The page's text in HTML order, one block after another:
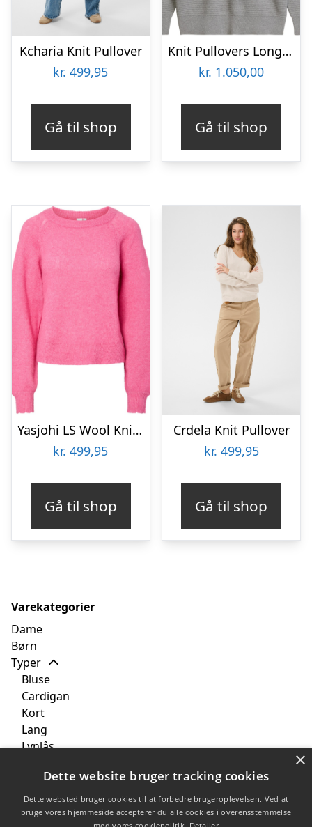
Kcharia Knit Pullover
kr. 499,95
Gå til shop
Knit Pullovers Longsleeve
kr. 1.050,00
Gå til shop
Yasjohi LS Wool Knit Pullover S. NO
kr. 499,95
Gå til shop
Crdela Knit Pullover
kr. 499,95
Gå til shop
Varekategorier
Dame
Børn
Typer
Bluse
Cardigan
Kort
Lang
Lynlås
Sweater
Vest
Brands
×
Dette website bruger tracking cookies
Dette websted bruger cookies til at forbedre brugeroplevelsen. Ved at
bruge vores hjemmeside accepterer du alle cookies i overensstemmelse